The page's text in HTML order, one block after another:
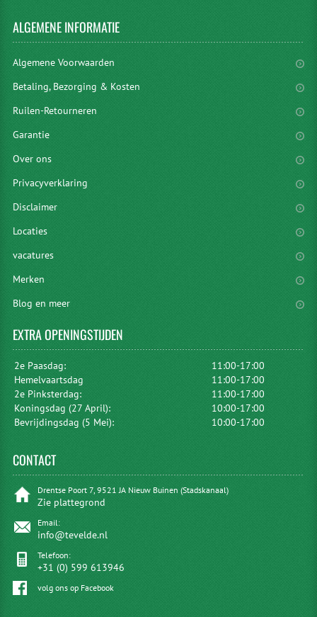
ALGEMENEINFORMATIE
Algemene Voorwaarden
Betaling, Bezorging & Kosten
Ruilen-Retourneren
Garantie
Over ons
Privacyverklaring
Disclaimer
Locaties
vacatures
Merken
Blog en meer
EXTRAOPENINGSTIJDEN
2e Paasdag:
11:00-17:00
Hemelvaartsdag
11:00-17:00
2e Pinksterdag:
11:00-17:00
Koningsdag (27 April):
10:00-17:00
Bevrijdingsdag (5 Mei):
10:00-17:00
CONTACT
Drentse Poort 7, 9521 JA Nieuw Buinen (Stadskanaal)
Zie plattegrond
Email:
info@tevelde.nl
Telefoon:
+31 (0) 599 613946
volg ons op Facebook